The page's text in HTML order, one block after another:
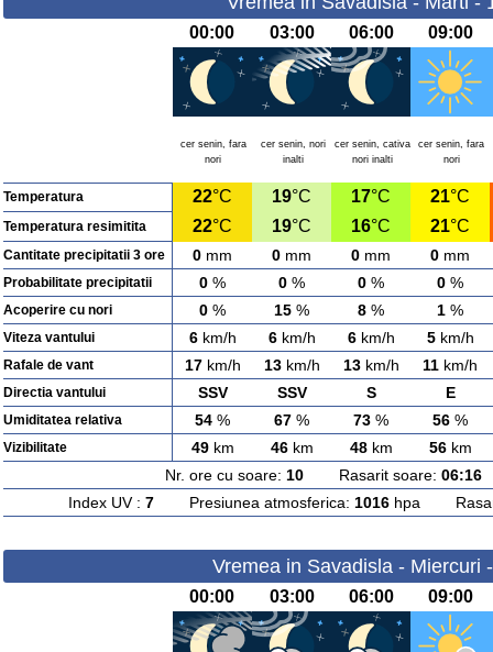
00:00 03:00 06:00 09:00
cer senin, fara
nori
cer senin, nori
inalti
cer senin, cativa
nori inalti
cer senin, fara
nori
Temperatura 22°C 19°C 17°C 21°C
Temperatura resimitita 22°C 19°C 16°C 21°C
Cantitate precipitatii 3 ore 0 mm 0 mm 0 mm 0 mm
Probabilitate precipitatii 0 % 0 % 0 % 0 %
Acoperire cu nori 0 % 15 % 8 % 1 %
Viteza vantului 6km/h 6km/h 6km/h 5km/h
Rafale de vant 17km/h 13km/h 13km/h 11 km/h
Directia vantului SSV SSV S E
Umiditatea relativa 54 % 67 % 73 % 56 %
Vizibilitate 49km 46km 48km 56km
Nr. ore cu soare: 10Rasarit soare: 06:16
Index UV : 7Presiunea atmosferica: 1016hpa
Vremea in Savadisla - Miercuri
00:00 03:00 06:00 09:00